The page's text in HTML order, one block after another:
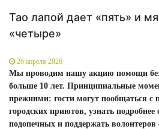
Тао лапой дает «пять» и
«четыре»
26 апреля 2026
Мы проводим нашу акцию помощи
больше 10 лет. Принципиальные
прежними: гости могут пообщаться с
городских приютов, узнать
подопечных и поддержать